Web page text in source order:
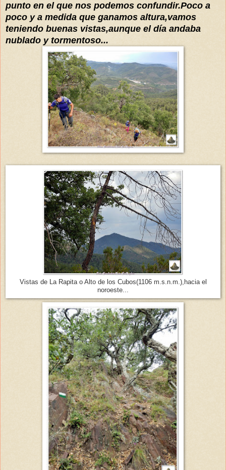
punto en el que nos podemos confundir.Poco a
poco y a medida que ganamos altura,vamos
teniendo buenas vistas,aunque el día andaba
nublado y tormentoso...
Vistas de La Rapita o Alto de los Cubos(1106 m.s.n.m.),hacia el
noroeste...